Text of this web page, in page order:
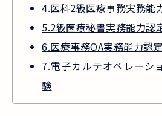
4.医科2級医療事務実務能
5.2級医療秘書実務能力認
6.医療事務OA実務能力認
7.電子カルテオペレーシ
験